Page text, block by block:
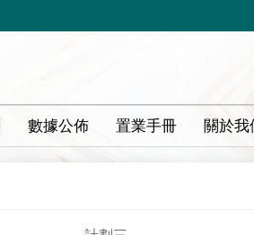
數據公佈 置業手冊 關於我